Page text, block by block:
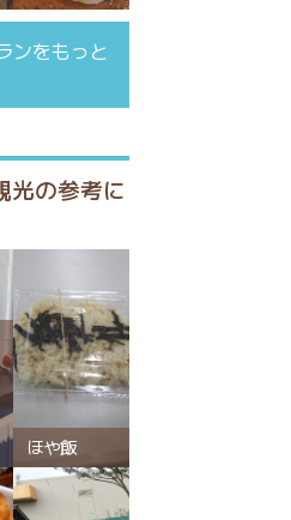
ンをもっと
光の参考に
ほや飯